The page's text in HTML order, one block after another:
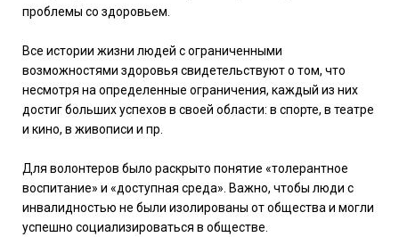
проблемы со здоровьем.
Все истории жизни людей с ограниченными
возможностями здоровья свидетельствуют о том, что
несмотря на определенные ограничения, каждый из них
достиг больших успехов в своей области: в спорте, в театре
и кино, в живописи и пр.
Для волонтеров было раскрыто понятие «толерантное
воспитание» и «доступная среда». Важно, чтобы люди с
инвалидностью не были изолированы от общества и могли
успешно социализироваться в обществе.